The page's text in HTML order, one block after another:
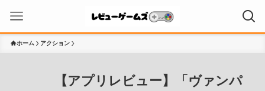
ホーム アクション
【アプリレビュー】「ヴァンパ